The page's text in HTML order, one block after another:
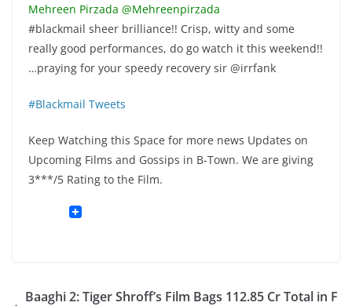
Mehreen Pirzada @Mehreenpirzada
#blackmail sheer brilliance!! Crisp, witty and some
really good performances, do go watch it this weekend!!
…praying for your speedy recovery sir @irrfank
#Blackmail Tweets
Keep Watching this Space for more news Updates on
Upcoming Films and Gossips in B-Town. We are giving
3***/5 Rating to the Film.
Baaghi 2: Tiger Shroff’s Film Bags 112.85 Cr Total in F